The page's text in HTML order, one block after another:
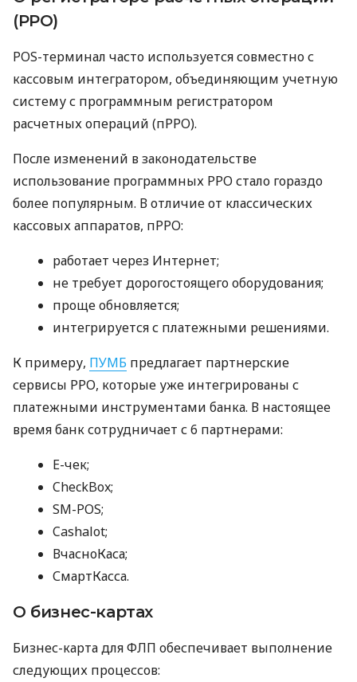
(РРО)
POS-терминал часто используется совместно с
кассовым интегратором, объединяющим учетную
систему с программным регистратором
расчетных операций (пРРО).
После изменений в законодательстве
использование программных РРО стало гораздо
более популярным. В отличие от классических
кассовых аппаратов, пРРО:
работает через Интернет;
не требует дорогостоящего оборудования;
проще обновляется;
интегрируется с платежными решениями.
К примеру, ПУМБ предлагает партнерские
сервисы РРО, которые уже интегрированы с
платежными инструментами банка. В настоящее
время банк сотрудничает с 6 партнерами:
E-чек;
CheckBox;
SM-POS;
Cashalot;
ВчасноКаса;
СмартКасса.
О бизнес-картах
Бизнес-карта для ФЛП обеспечивает выполнение
следующих процессов: